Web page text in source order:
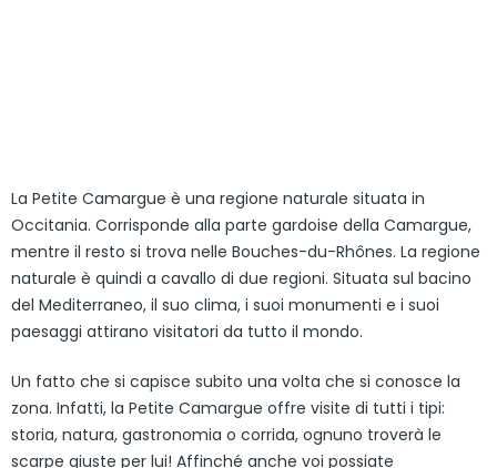
La Petite Camargue è una regione naturale situata in
Occitania. Corrisponde alla parte gardoise della Camargue,
mentre il resto si trova nelle Bouches-du-Rhônes. La regione
naturale è quindi a cavallo di due regioni. Situata sul bacino
del Mediterraneo, il suo clima, i suoi monumenti e i suoi
paesaggi attirano visitatori da tutto il mondo.
Un fatto che si capisce subito una volta che si conosce la
zona. Infatti, la Petite Camargue offre visite di tutti i tipi:
storia, natura, gastronomia o corrida, ognuno troverà le
scarpe giuste per lui! Affinché anche voi possiate